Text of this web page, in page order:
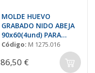
MOLDE HUEVO
GRABADO NIDO ABEJA
90x60(4und) PARA
ROTATIVA
Código: M 1275.016
86,50 €